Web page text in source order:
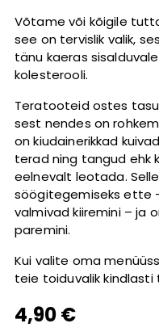
Võtame või kõigile
see on tervislik valik,
tänu kaeras
kolesterooli.
Teratooteid ostes
sest nendes on
on kiudainerikkad
terad ning tangud ehk
eelnevalt leotada.
söögitegemiseks ette
valmivad kiiremini – ja
paremini.
Kui valite oma
teie toiduvalik kindlasti
4,90 €